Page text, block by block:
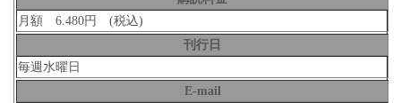
月額 6.480円 (税込)
刊行日
毎週水曜日
E-mail